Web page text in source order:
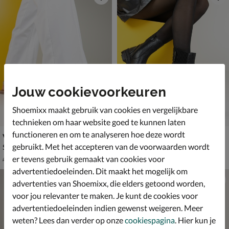
Vingino Coco
Sandalen - wit
van € 49,99 voor € 34,99
49 99 34, 99
Vingino Jodie
Rits- & gesloten boots - zwart
van € 89,99 vanaf € 55,99
89,99 v.a. 55, 99
Jouw cookievoorkeuren
Shoemixx maakt gebruik van cookies en vergelijkbare
technieken om haar website goed te kunnen laten
functioneren en om te analyseren hoe deze wordt
gebruikt. Met het accepteren van de voorwaarden wordt
er tevens gebruik gemaakt van cookies voor
advertentiedoeleinden. Dit maakt het mogelijk om
advertenties van Shoemixx, die elders getoond worden,
voor jou relevanter te maken. Je kunt de cookies voor
advertentiedoeleinden indien gewenst weigeren. Meer
weten? Lees dan verder op onzecookiespagina . Hier kun je